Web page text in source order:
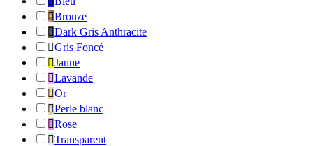
Bronze
Dark Gris Anthracite
Gris Foncé
Jaune
Lavande
Or
Perle blanc
Rose
Transparent